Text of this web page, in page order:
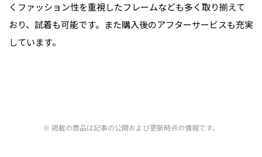
くファッション性を重視したフレームなども多く取り揃えて
おり、試着も可能です。また購入後のアフターサービスも充実
しています。
掲載の商品は記事の公開および更新時点の情報です。